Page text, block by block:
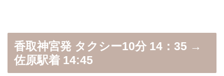
香取神宮発 タクシー10分 14：35 →
佐原駅着 14:45